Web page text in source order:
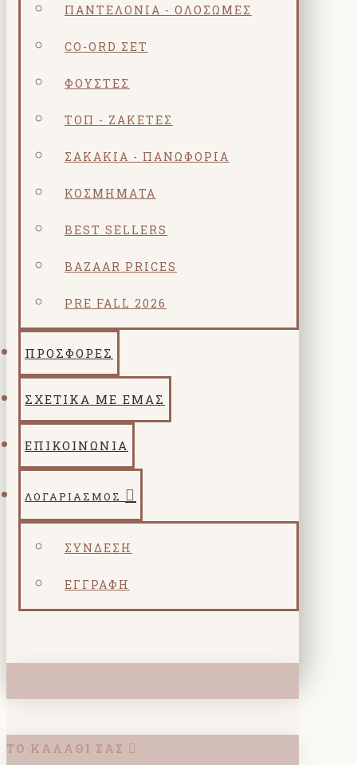
ΠΑΝΤΕΛΌΝΙΑ - ΟΛΌΣΩΜΕΣ
CO-ORD ΣΕΤ
ΦΟΎΣΤΕΣ
ΤΟΠ - ΖΑΚΈΤΕΣ
ΣΑΚΆΚΙΑ - ΠΑΝΩΦΌΡΙΑ
ΚΟΣΜΗΜΑΤΑ
BEST SELLERS
BAZAAR PRICES
PRE FALL 2026
ΠΡΟΣΦΟΡΕΣ
ΣΧΕΤΙΚΑ ΜΕ ΕΜΑΣ
ΕΠΙΚΟΙΝΩΝΙΑ
ΛΟΓΑΡΙΑΣΜΌΣ
ΣΎΝΔΕΣΗ
ΕΓΓΡΑΦΉ
ΤΟ ΚΑΛΆΘΙ ΣΑΣ